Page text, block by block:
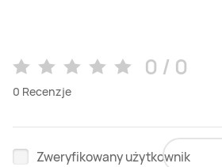
0 / 0
0 Recenzje
Zweryfikowany użytkownik